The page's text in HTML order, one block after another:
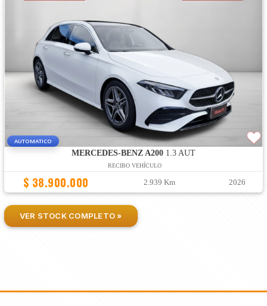
AUTOMATICO
MERCEDES-BENZ A2001.3 AUT
RECIBO VEHÍCULO
$ 38.900.000 2.939 Km 2026
VER STOCK COMPLETO »